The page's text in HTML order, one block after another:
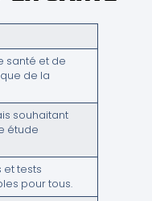
santé et de
de la
souhaitant
étude
et tests
pour tous.